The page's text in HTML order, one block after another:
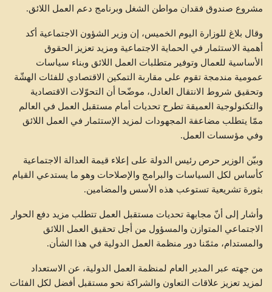
مشروع صندوق فقدان مواطن الشغل وبرنامج دعم العمل اللائق.
وقال بلاغ للوزارة اليوم الخميس، إن وزير الشؤون الاجتماعية أكد
أهمية الاستثمار في الحماية الاجتماعية ومزيد تعزيز الحقوق
الأساسية للعمال وتوفير متطلبات العمل اللائق وبناء سياسات
عمومية مندمجة تقوم على مقاربة التمكين الاقتصادي للفئات الهشّة
وتحقيق شروط الانتقال العادل، موضّحا أن التحوّلات الاقتصادية
والتكنولوجية العميقة تطرح تحديات أمام مستقبل العمل في العالم
ممّا يتطلب مضاعفة المجهودات لمزيد الإستثمار في العمل اللائق
وفي مؤسسات العمل.
وبيّن الوزير حرص رئيس الدولة على إعلاء قيمة العدالة الاجتماعية
كأساس لكل السياسات والبرامج والإصلاحات وهو ما يستدعي القيام
بثورة تشريعية تستوعب هذه الأسس والمضامين.
وأشار إلى أنّ مجابهة تحديات مستقبل العمل تتطلب مزيد دفع الحوار
الاجتماعي المتوازن والمسؤول من أجل تحقيق العمل اللائق
والمستدام، مثمّنا دور منظمة العمل الدولية في هذا الشأن.
من جهته عبر المدير العام لمنظمة العمل الدولية، عن الاستعداد
لمزيد تعزيز علاقات التعاون والشراكة نحو مستقبل أفضل لكل الفئات